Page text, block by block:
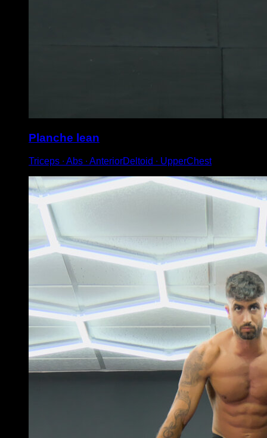
Planche lean
Triceps ∙ Abs ∙ AnteriorDeltoid ∙ UpperChest